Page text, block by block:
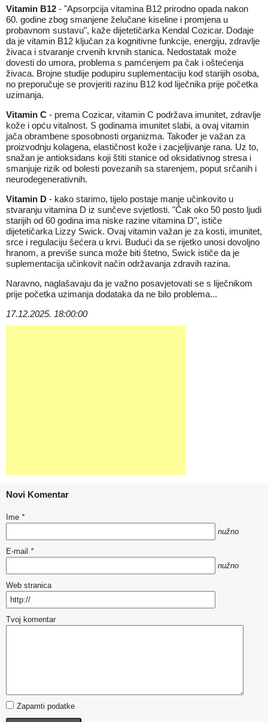
Vitamin B12 - "Apsorpcija vitamina B12 prirodno opada nakon
60. godine zbog smanjene želučane kiseline i promjena u
probavnom sustavu", kaže dijetetičarka Kendal Cozicar. Dodaje
da je vitamin B12 ključan za kognitivne funkcije, energiju, zdravlje
živaca i stvaranje crvenih krvnih stanica. Nedostatak može
dovesti do umora, problema s pamćenjem pa čak i oštećenja
živaca. Brojne studije podupiru suplementaciju kod starijih osoba,
no preporučuje se provjeriti razinu B12 kod liječnika prije početka
uzimanja.
Vitamin C - prema Cozicar, vitamin C podržava imunitet, zdravlje
kože i opću vitalnost. S godinama imunitet slabi, a ovaj vitamin
jača obrambene sposobnosti organizma. Također je važan za
proizvodnju kolagena, elastičnost kože i zacjeljivanje rana. Uz to,
snažan je antioksidans koji štiti stanice od oksidativnog stresa i
smanjuje rizik od bolesti povezanih sa starenjem, poput srčanih i
neurodegenerativnih.
Vitamin D - kako starimo, tijelo postaje manje učinkovito u
stvaranju vitamina D iz sunčeve svjetlosti. "Čak oko 50 posto ljudi
starijih od 60 godina ima niske razine vitamina D", ističe
dijetetičarka Lizzy Swick. Ovaj vitamin važan je za kosti, imunitet,
srce i regulaciju šećera u krvi. Budući da se rijetko unosi dovoljno
hranom, a previše sunca može biti štetno, Swick ističe da je
suplementacija učinkovit način održavanja zdravih razina.
Naravno, naglašavaju da je važno posavjetovati se s liječnikom
prije početka uzimanja dodataka da ne bilo problema...
17.12.2025. 18:00:00
Novi Komentar
Ime *
nužno
E-mail *
nužno
Web stranica
Tvoj komentar
Zapamti podatke